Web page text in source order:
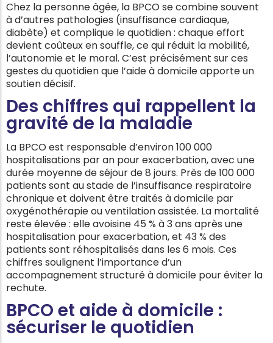
Chez la personne âgée, la BPCO se combine souvent
à d’autres pathologies (insuffisance cardiaque,
diabète) et complique le quotidien : chaque effort
devient coûteux en souffle, ce qui réduit la mobilité,
l’autonomie et le moral. C’est précisément sur ces
gestes du quotidien que l’aide à domicile apporte un
soutien décisif.
Des chiffres qui rappellent la
gravité de la maladie
La BPCO est responsable d’environ 100 000
hospitalisations par an pour exacerbation, avec une
durée moyenne de séjour de 8 jours. Près de 100 000
patients sont au stade de l’insuffisance respiratoire
chronique et doivent être traités à domicile par
oxygénothérapie ou ventilation assistée. La mortalité
reste élevée : elle avoisine 45 % à 3 ans après une
hospitalisation pour exacerbation, et 43 % des
patients sont réhospitalisés dans les 6 mois. Ces
chiffres soulignent l’importance d’un
accompagnement structuré à domicile pour éviter la
rechute.
BPCO et aide à domicile :
sécuriser le quotidien